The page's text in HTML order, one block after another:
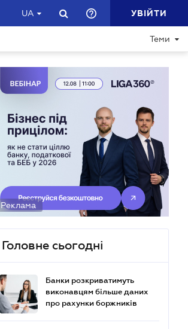
UA УВІЙТИ
Теми
Реклама
Головне сьогодні
Банки розкриватимуть
виконавцям більше даних
про рахунки боржників